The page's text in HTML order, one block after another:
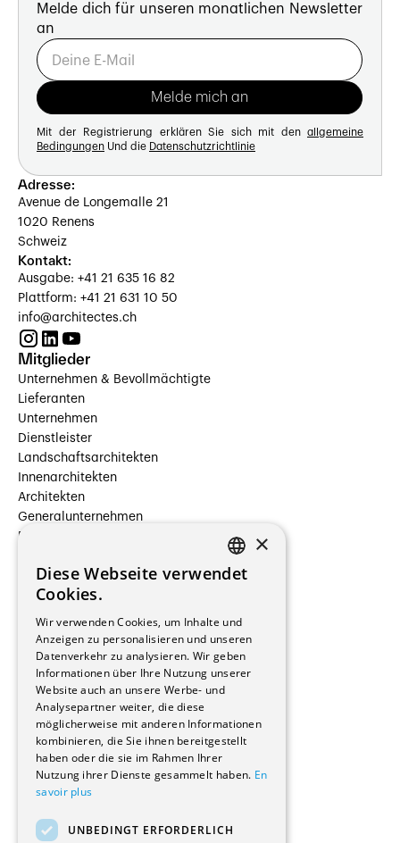
Melde dich für unseren monatlichen Newsletter
an
Mit der Registrierung erklären Sie sich mit den allgemeine
Bedingungen Und die Datenschutzrichtlinie
Adresse:
Avenue de Longemalle 21
1020 Renens
Schweiz
Kontakt:
Ausgabe: +41 21 635 16 82
Plattform: +41 21 631 10 50
info@architectes.ch
Mitglieder
Unternehmen & Bevollmächtigte
Lieferanten
Unternehmen
Dienstleister
Landschaftsarchitekten
Innenarchitekten
Architekten
Generalunternehmen
Beauftragte Unternehmen
Hersteller/Lieferanten
Bauherrschaften
Immobilienverwaltungsgesellschaften
Stockwerkeigentum
Reportagen
Wohnungen
Renovierungen
Innere Umbauten
Gastgewerbe und Tourismus
Verwaltungsgebäude und Geschäfte
Schuleinrichtungen
Medizinische Einrichtungen
Kultur - Sport - Freizeit
FRENCH
×
Diese Webseite verwendet
Cookies.
Wir verwenden Cookies, um Inhalte und
Anzeigen zu personalisieren und unseren
Datenverkehr zu analysieren. Wir geben
Informationen über Ihre Nutzung unserer
Website auch an unsere Werbe- und
Analysepartner weiter, die diese
möglicherweise mit anderen Informationen
kombinieren, die Sie ihnen bereitgestellt
haben oder die sie im Rahmen Ihrer
Nutzung ihrer Dienste gesammelt haben. En
savoir plus
UNBEDINGT ERFORDERLICH